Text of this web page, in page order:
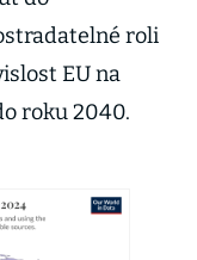
roli
EU na
roku 2040.